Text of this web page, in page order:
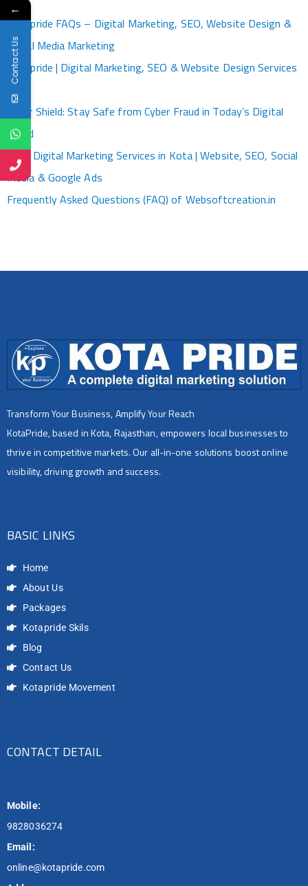
Kotapride FAQs – Digital Marketing, SEO, Website Design &
Social Media Marketing
Kotapride | Digital Marketing, SEO & Website Design Services
Kota
Cyber Shield: Stay Safe from Cyber Fraud in Today’s Digital
World
Best Digital Marketing Services in Kota | Website, SEO, Social
Media & Google Ads
Frequently Asked Questions (FAQ) of Websoftcreation.in
Transform Your Business, Amplify Your Reach
KotaPride, based in Kota, Rajasthan, empowers local businesses to
thrive in competitive markets. Our all-in-one solutions boost online
visibility, driving growth and success.
BASIC LINKS
Home
About Us
Packages
Kotapride Skils
Blog
Contact Us
Kotapride Movement
CONTACT DETAIL
Mobile:
9828036274
Email:
online@kotapride.com
←
Contact Us